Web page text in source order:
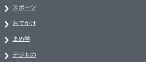
スポーツ
おでかけ
まめ学
デジもの